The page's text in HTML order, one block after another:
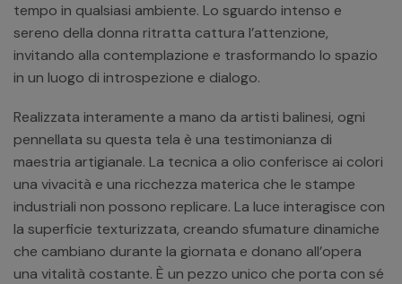
tempo in qualsiasi ambiente. Lo sguardo intenso e
sereno della donna ritratta cattura l’attenzione,
invitando alla contemplazione e trasformando lo spazio
in un luogo di introspezione e dialogo.
Realizzata interamente a mano da artisti balinesi, ogni
pennellata su questa tela è una testimonianza di
maestria artigianale. La tecnica a olio conferisce ai colori
una vivacità e una ricchezza materica che le stampe
industriali non possono replicare. La luce interagisce con
la superficie texturizzata, creando sfumature dinamiche
che cambiano durante la giornata e donano all’opera
una vitalità costante. È un pezzo unico che porta con sé